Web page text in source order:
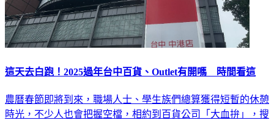
這天去白跑！2025過年台中百貨、Outlet有開嗎 時間看這
農曆春節即將到來，職場人士、學生族們總算獲得短暫的休憩
時光，不少人也會把握空檔，相約到百貨公司「大血拚」，搜